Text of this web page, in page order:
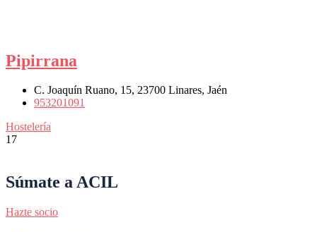
Pipirrana
C. Joaquín Ruano, 15, 23700 Linares, Jaén
953201091
Hostelería
17
Súmate a ACIL
Hazte socio